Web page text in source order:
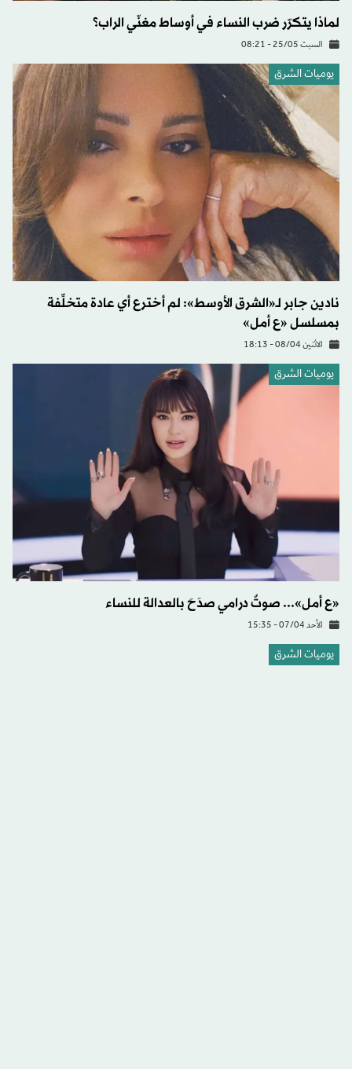
لماذا يتكرّر ضرب النساء في أوساط مغنّي الراب؟
السبت 25/05 - 08:21
يوميات الشرق
نادين جابر لـ«الشرق الأوسط»: لم أخترع أي عادة متخلِّفة
بمسلسل «ع أمل»
الاثنين 08/04 - 18:13
يوميات الشرق
«ع أمل»... صوتٌ درامي صدَحَ بالعدالة للنساء
الأحد 07/04 - 15:35
يوميات الشرق